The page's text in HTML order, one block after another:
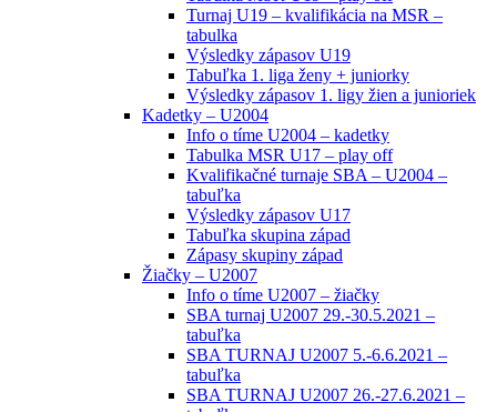
Turnaj U19 – kvalifikácia na MSR –
tabulka
Výsledky zápasov U19
Tabuľka 1. liga ženy + juniorky
Výsledky zápasov 1. ligy žien a junioriek
Kadetky – U2004
Info o tíme U2004 – kadetky
Tabulka MSR U17 – play off
Kvalifikačné turnaje SBA – U2004 –
tabuľka
Výsledky zápasov U17
Tabuľka skupina západ
Zápasy skupiny západ
Žiačky – U2007
Info o tíme U2007 – žiačky
SBA turnaj U2007 29.-30.5.2021 –
tabuľka
SBA TURNAJ U2007 5.-6.6.2021 –
tabuľka
SBA TURNAJ U2007 26.-27.6.2021 –